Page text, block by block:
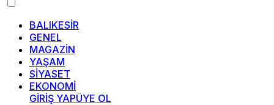
BALIKESİR
GENEL
MAGAZİN
YAŞAM
SİYASET
EKONOMİ
GİRİŞ YAPÜYE OL